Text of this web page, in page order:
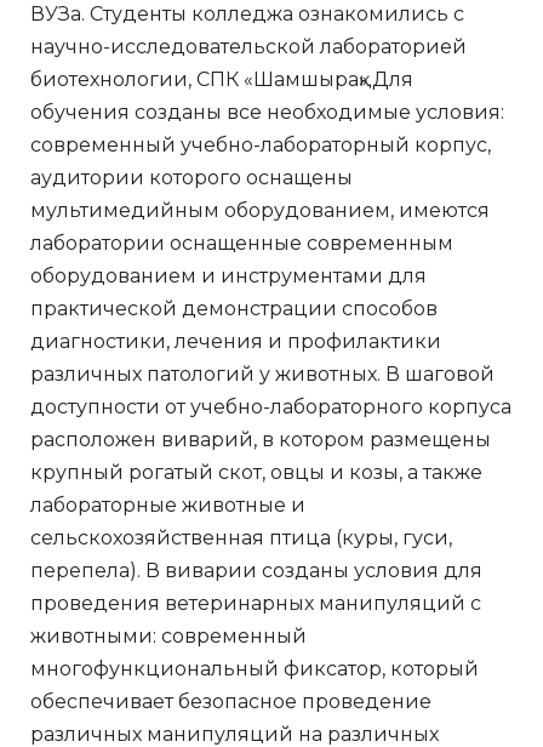
ВУЗа. Студенты колледжа ознакомились с
научно-исследовательской лабораторией
биотехнологии, СПК «Шамшырақ».Для
обучения созданы все необходимые условия:
современный учебно-лабораторный корпус,
аудитории которого оснащены
мультимедийным оборудованием, имеются
лаборатории оснащенные современным
оборудованием и инструментами для
практической демонстрации способов
диагностики, лечения и профилактики
различных патологий у животных. В шаговой
доступности от учебно-лабораторного корпуса
расположен виварий, в котором размещены
крупный рогатый скот, овцы и козы, а также
лабораторные животные и
сельскохозяйственная птица (куры, гуси,
перепела). В виварии созданы условия для
проведения ветеринарных манипуляций с
животными: современный
многофункциональный фиксатор, который
обеспечивает безопасное проведение
различных манипуляций на различных